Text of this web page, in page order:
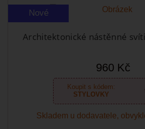
Nové
Architektonické nástěnné
960 Kč
Koupit s kódem:
STYLOVKY
Skladem u dodavatele,